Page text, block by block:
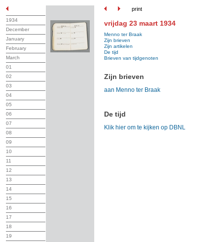
print
1934
December
January
February
March
01
02
03
04
05
06
07
08
09
10
11
12
13
14
15
16
17
18
19
vrijdag 23 maart 1934
Menno ter Braak
Zijn brieven
Zijn artikelen
De tijd
Brieven van tijdgenoten
Zijn brieven
aan Menno ter Braak
De tijd
Klik hier om te kijken op DBNL